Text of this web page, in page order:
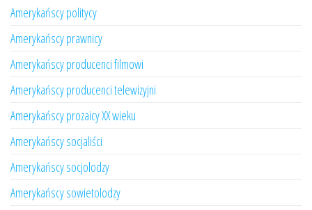
Amerykańscy politycy
Amerykańscy prawnicy
Amerykańscy producenci filmowi
Amerykańscy producenci telewizyjni
Amerykańscy prozaicy XX wieku
Amerykańscy socjaliści
Amerykańscy socjolodzy
Amerykańscy sowietolodzy